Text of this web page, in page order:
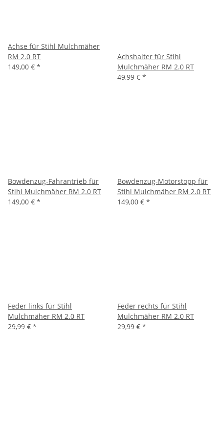
Achse für Stihl Mulchmäher
RM 2.0 RT
149,00 € *
Achshalter für Stihl
Mulchmäher RM 2.0 RT
49,99 € *
Bowdenzug-Fahrantrieb für
Stihl Mulchmäher RM 2.0 RT
149,00 € *
Bowdenzug-Motorstopp für
Stihl Mulchmäher RM 2.0 RT
149,00 € *
Feder links für Stihl
Mulchmäher RM 2.0 RT
29,99 € *
Feder rechts für Stihl
Mulchmäher RM 2.0 RT
29,99 € *